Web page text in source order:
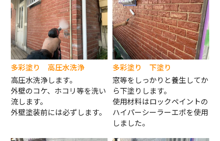
多彩塗り 高圧水洗浄
高圧水洗浄します。
外壁のコケ、ホコリ等を洗い
流します。
外壁塗装前には必ずします。
多彩塗り 下塗り
窓等をしっかりと養生してか
ら下塗りします。
使用材料はロックペイントの
ハイパーシーラーエポを使用
しました。